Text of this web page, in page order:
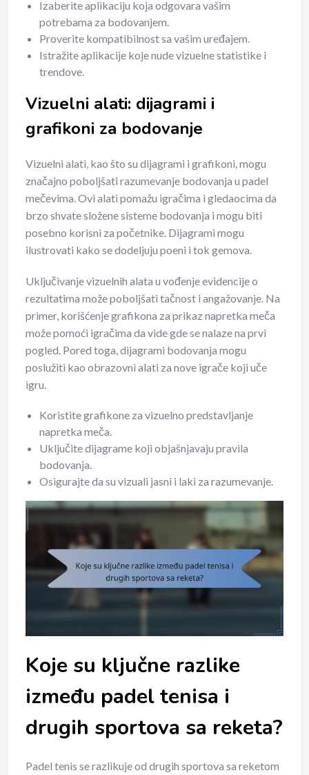
Izaberite aplikaciju koja odgovara vašim
potrebama za bodovanjem.
Proverite kompatibilnost sa vašim uređajem.
Istražite aplikacije koje nude vizuelne statistike i
trendove.
Vizuelni alati: dijagrami i
grafikoni za bodovanje
Vizuelni alati, kao što su dijagrami i grafikoni, mogu
značajno poboljšati razumevanje bodovanja u padel
mečevima. Ovi alati pomažu igračima i gledaocima da
brzo shvate složene sisteme bodovanja i mogu biti
posebno korisni za početnike. Dijagrami mogu
ilustrovati kako se dodeljuju poeni i tok gemova.
Uključivanje vizuelnih alata u vođenje evidencije o
rezultatima može poboljšati tačnost i angažovanje. Na
primer, korišćenje grafikona za prikaz napretka meča
može pomoći igračima da vide gde se nalaze na prvi
pogled. Pored toga, dijagrami bodovanja mogu
poslužiti kao obrazovni alati za nove igrače koji uče
igru.
Koristite grafikone za vizuelno predstavljanje
napretka meča.
Uključite dijagrame koji objašnjavaju pravila
bodovanja.
Osigurajte da su vizuali jasni i laki za razumevanje.
Koje su ključne razlike
između padel tenisa i
drugih sportova sa reketa?
Padel tenis se razlikuje od drugih sportova sa reketom